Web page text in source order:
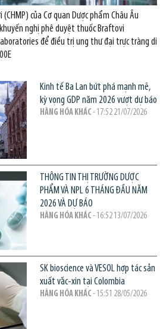
của Cơ quan Dược phẩm Châu Âu
nghị phê duyệt thuốc Braftovi
để điều trị ung thư đại trực tràng di
Kinh tế Ba Lan bứt phá mạnh mẽ,
kỳ vọng GDP năm 2026 vượt dự báo
HÀNG HÓA KHÁC - 17:52 21/07/2026
THÔNG TIN THỊ TRƯỜNG DƯỢC
PHẨM VÀ NPL 6 THÁNG ĐẦU NĂM
2026 VÀ DỰ BÁO
HÀNG HÓA KHÁC - 16:52 13/07/2026
SK bioscience và VESOL hợp tác sản
xuất vắc-xin tại Colombia
HÀNG HÓA KHÁC - 15:51 28/05/2026